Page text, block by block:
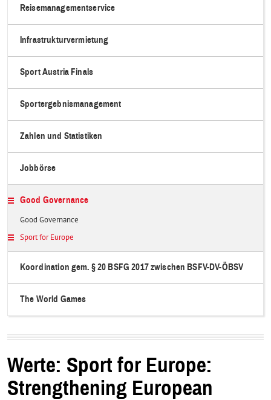
Reisemanagementservice
Infrastrukturvermietung
Sport Austria Finals
Sportergebnismanagement
Zahlen und Statistiken
Jobbörse
Good Governance
Good Governance
Sport for Europe
Koordination gem. § 20 BSFG 2017 zwischen BSFV-DV-ÖBSV
The World Games
Werte: Sport for Europe:
Strengthening European